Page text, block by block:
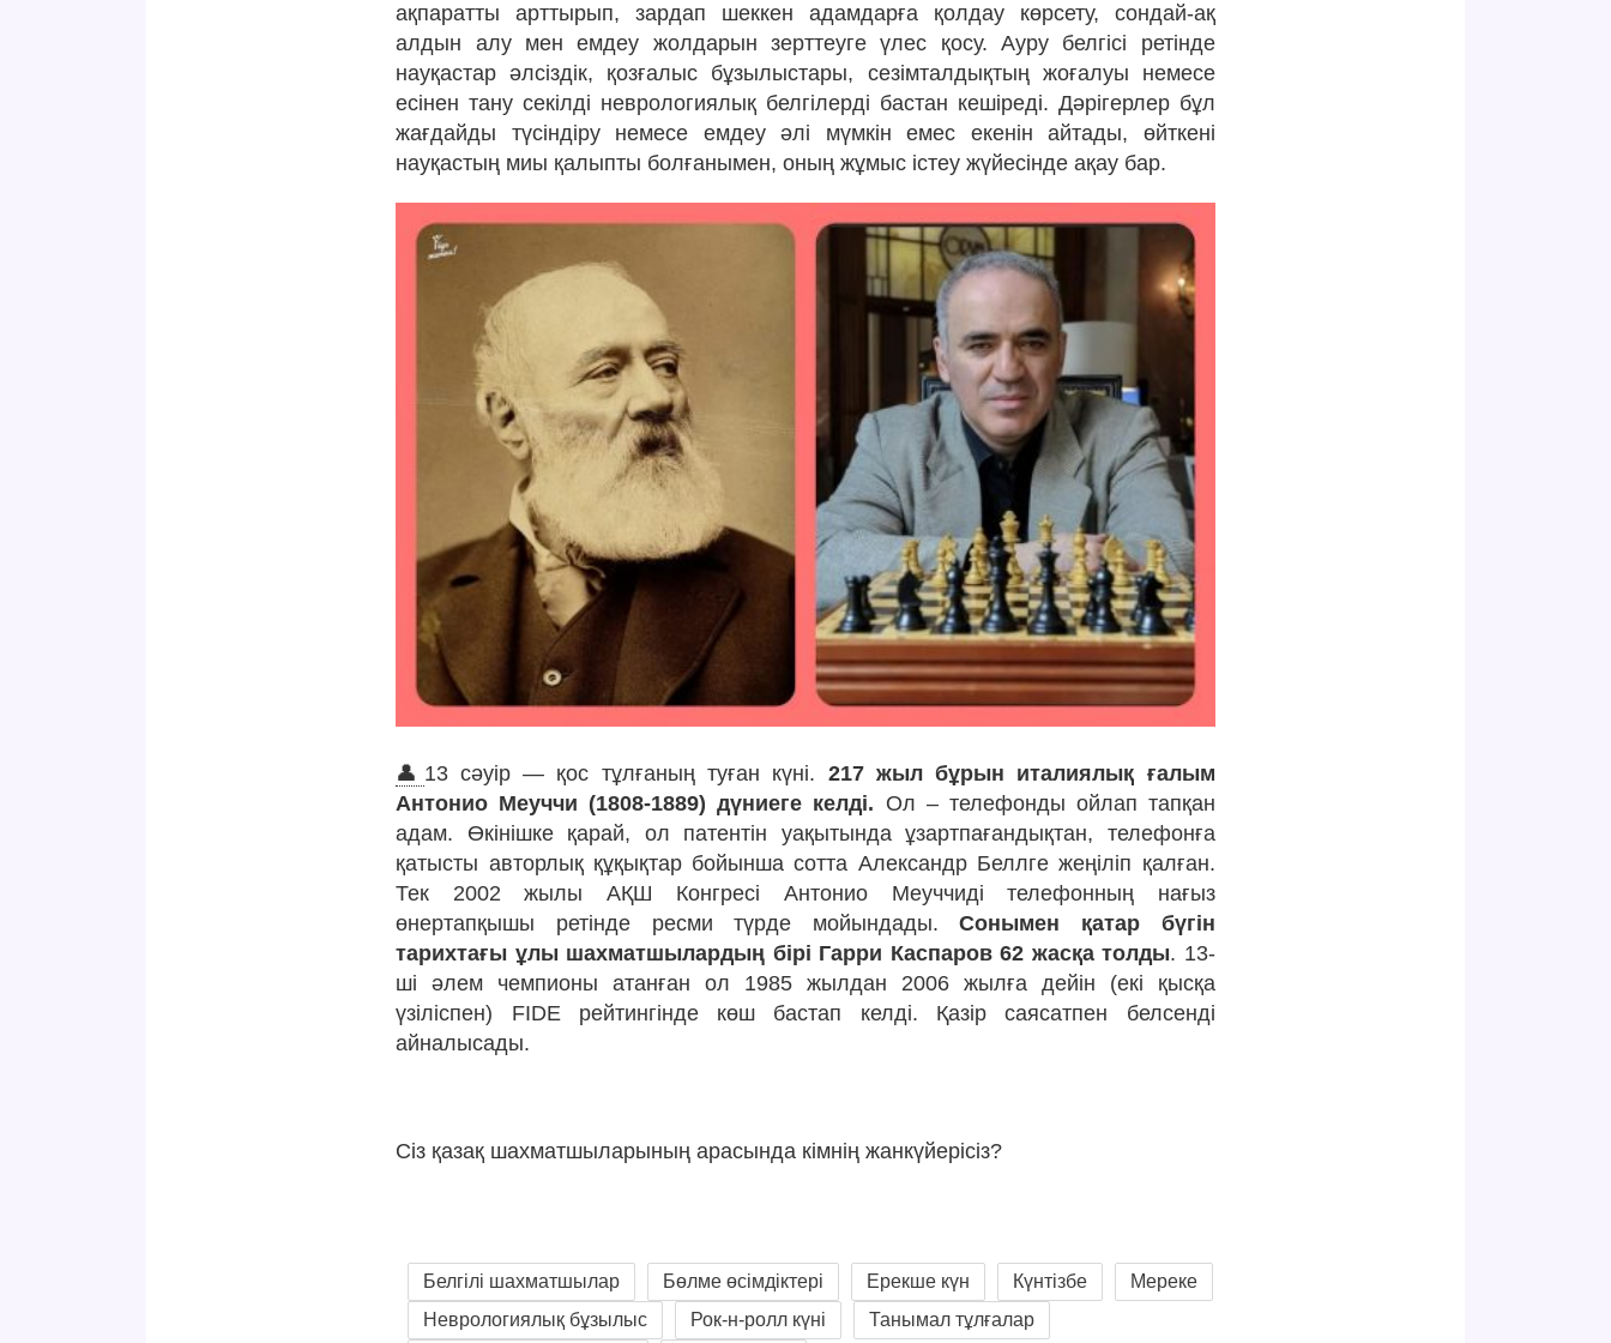
ақпаратты арттырып, зардап шеккен адамдарға қолдау көрсету, сондай-ақ
алдын алу мен емдеу жолдарын зерттеуге үлес қосу. Ауру белгісі ретінде
науқастар әлсіздік, қозғалыс бұзылыстары, сезімталдықтың жоғалуы немесе
есінен тану секілді неврологиялық белгілерді бастан кешіреді. Дәрігерлер бұл
жағдайды түсіндіру немесе емдеу әлі мүмкін емес екенін айтады, өйткені
науқастың миы қалыпты болғанымен, оның жұмыс істеу жүйесінде ақау бар.
👤 13 сәуір — қос тұлғаның туған күні. 217 жыл бұрын италиялық ғалым
Антонио Меуччи (1808-1889) дүниеге келді. Ол – телефонды ойлап тапқан
адам. Өкінішке қарай, ол патентін уақытында ұзартпағандықтан, телефонға
қатысты авторлық құқықтар бойынша сотта Александр Беллге жеңіліп қалған.
Тек 2002 жылы АҚШ Конгресі Антонио Меуччиді телефонның нағыз
өнертапқышы ретінде ресми түрде мойындады.Сонымен қатар бүгін
тарихтағы ұлы шахматшылардың бірі Гарри Каспаров 62 жасқа толды. 13-
ші әлем чемпионы атанған ол 1985 жылдан 2006 жылға дейін (екі қысқа
үзіліспен) FIDE рейтингінде көш бастап келді. Қазір саясатпен белсенді
айналысады.
Сіз қазақ шахматшыларының арасында кімнің жанкүйерісіз?
Белгілі шахматшылар Бөлме өсімдіктері Ерекше күн Күнтізбе
Мереке
Неврологиялық бұзылыс
Рок-н-ролл күні Танымал тұлғалар